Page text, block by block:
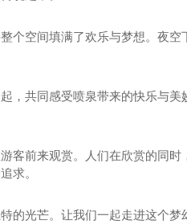
个空间填满了欢乐与梦想。夜
，共同感受喷泉带来的快乐与美
客前来观赏。人们在欣赏的同时
求。
的光芒。让我们一起走进这个梦